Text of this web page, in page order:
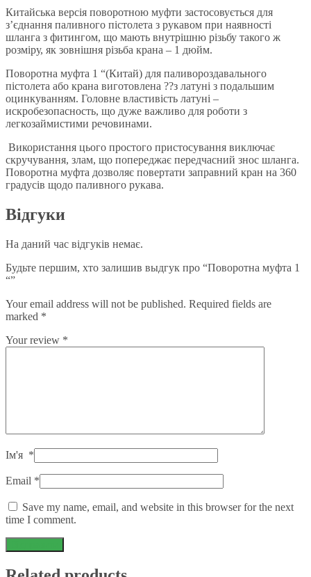
Китайська версія поворотною муфти застосовується для
з’єднання паливного пістолета з рукавом при наявності
шланга з фитингом, що мають внутрішню різьбу такого ж
розміру, як зовнішня різьба крана – 1 дюйм.
Поворотна муфта 1 “(Китай) для паливороздавального
пістолета або крана виготовлена ??з латуні з подальшим
оцинкуванням. Головне властивість латуні –
искробезопасность, що дуже важливо для роботи з
легкозаймистими речовинами.
Використання цього простого пристосування виключає
скручування, злам, що попереджає передчасний знос шланга.
Поворотна муфта дозволяє повертати заправний кран на 360
градусів щодо паливного рукава.
Відгуки
На даний час відгуків немає.
Будьте першим, хто залишив выдгук про “Поворотна муфта 1
“”
Your email address will not be published. Required fields are
marked *
Your review *
Ім'я *
Email *
Save my name, email, and website in this browser for the next
time I comment.